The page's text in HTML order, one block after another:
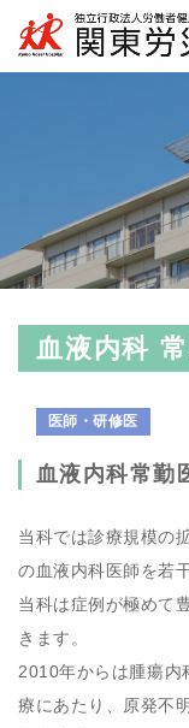
血液内科
医師・研修医
血液内科常勤
当科では診療規模の
の血液内科医師を若
当科は症例が極めて
きます。
2010年からは腫瘍内
療にあたり、原発不